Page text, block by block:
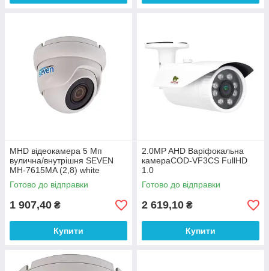
MHD відеокамера 5 Мп
вулична/внутрішня SEVEN
MH-7615MA (2,8) white
Готово до відправки
1 907,40 ₴
Купити
2.0MP AHD Варіфокальна
камераCOD-VF3CS FullHD
1.0
Готово до відправки
2 619,10 ₴
Купити